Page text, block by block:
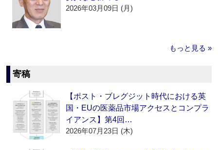
2026年03月09日 (月)
もっと見る »
寄稿
【ポスト・ブレグジット時代における英
国・EUの医薬品市場アクセスとコンプラ
イアンス】第4回…
2026年07月23日 (木)